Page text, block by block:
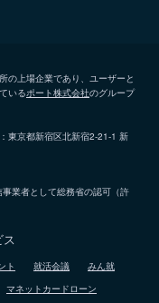
の上場企業であり、ユーザーと
いるポート株式会社のグループ
東京都新宿区北新宿2-21-1 新
業者として総務省の認可（許